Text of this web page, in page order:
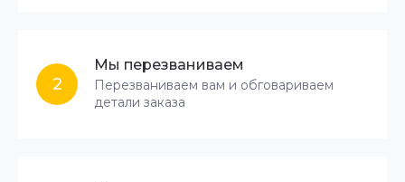
2
Мы перезваниваем
Перезваниваем вам и обговариваем
детали заказа